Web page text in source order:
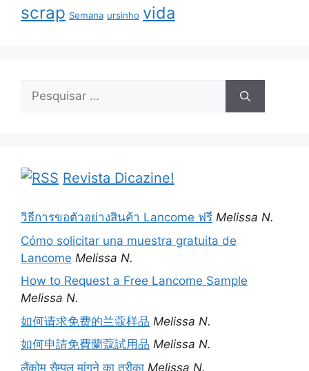
scrap Semana ursinho vida
Pesquisar
Revista Dicazine!
วิธีการขอตัวอย่างสินค้า Lancome ฟรี Melissa N.
Cómo solicitar una muestra gratuita de
Lancome Melissa N.
How to Request a Free Lancome Sample
Melissa N.
如何请求免费的兰蔻样品 Melissa N.
如何申請免費蘭蔻試用品 Melissa N.
लैंकोम सैम्पल मांगने का तरीका Melissa N.